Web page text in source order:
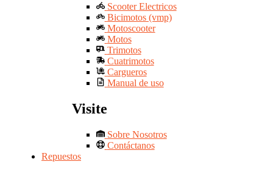
Scooter Electricos
Bicimotos (vmp)
Motoscooter
Motos
Trimotos
Cuatrimotos
Cargueros
Manual de uso
Visite
Sobre Nosotros
Contáctanos
Repuestos